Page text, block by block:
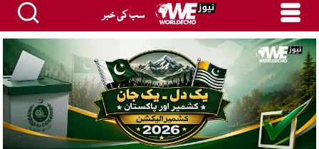
سب کی خبر